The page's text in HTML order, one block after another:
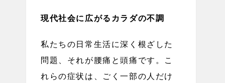
現代社会に広がるカラダの不調
私たちの日常生活に深く根ざした
問題、それが腰痛と頭痛です。こ
れらの症状は、ごく一部の人だけ